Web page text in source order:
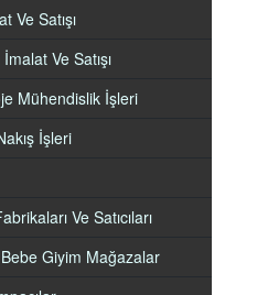
Ve Satışı
Ve Satışı
Mühendislik İşleri
İşleri
Ve Satıcıları
Giyim Mağazalar